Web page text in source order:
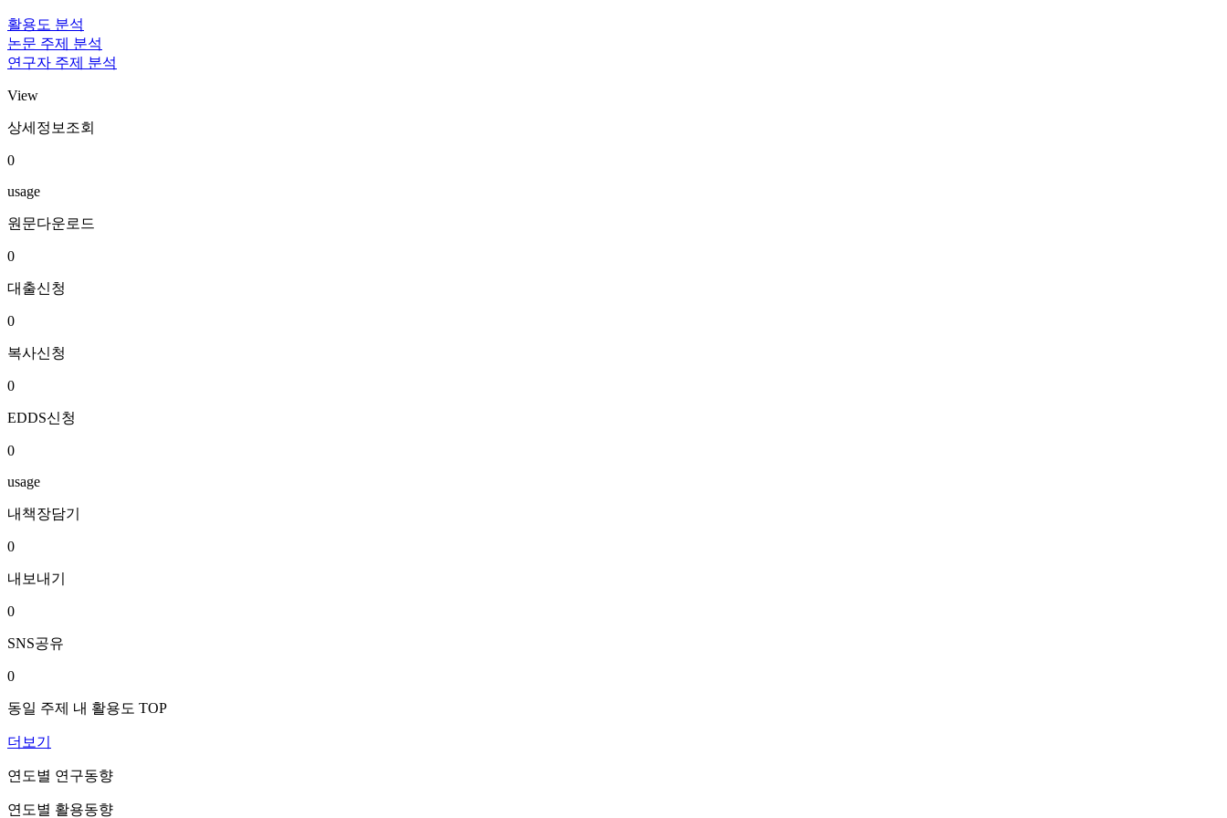
활용도 분석
논문 주제 분석
연구자 주제 분석
View
상세정보조회
0
usage
원문다운로드
0
대출신청
0
복사신청
0
EDDS신청
0
usage
내책장담기
0
내보내기
0
SNS공유
0
동일 주제 내 활용도 TOP
더보기
연도별 연구동향
연도별 활용동향